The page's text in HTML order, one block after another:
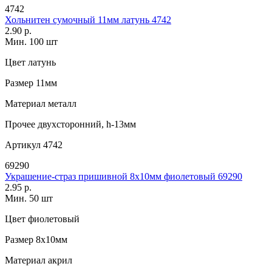
4742
Хольнитен сумочный 11мм латунь 4742
2.90 р.
Мин. 100 шт
Цвет латунь
Размер 11мм
Материал металл
Прочее двухсторонний, h-13мм
Артикул 4742
69290
Украшение-страз пришивной 8х10мм фиолетовый 69290
2.95 р.
Мин. 50 шт
Цвет фиолетовый
Размер 8х10мм
Материал акрил